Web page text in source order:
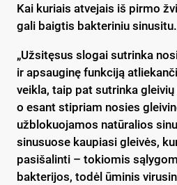
Kai kuriais atvejais iš pirmo
gali baigtis bakteriniu sinusitu.
„Užsitęsus slogai sutrinka
ir apsauginę funkciją
veikla, taip pat sutrinka
o esant stipriam nosies
užblokuojamos natūralios
sinusuose kaupiasi gleivės,
pasišalinti – tokiomis
bakterijos, todėl ūminis